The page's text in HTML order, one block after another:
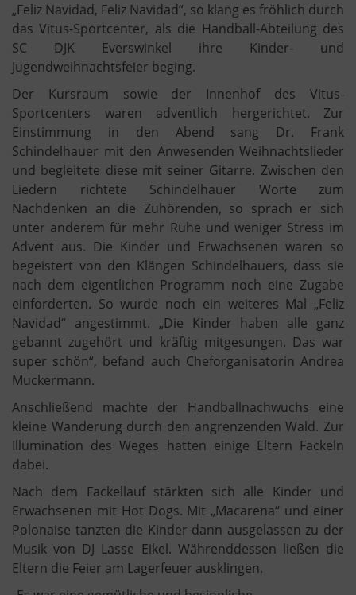
„Feliz Navidad, Feliz Navidad“, so klang es fröhlich durch
das Vitus-Sportcenter, als die Handball-Abteilung des
SC DJK Everswinkel ihre Kinder- und
Jugendweihnachtsfeier beging.
Der Kursraum sowie der Innenhof des Vitus-
Sportcenters waren adventlich hergerichtet. Zur
Einstimmung in den Abend sang Dr. Frank
Schindelhauer mit den Anwesenden Weihnachtslieder
und begleitete diese mit seiner Gitarre. Zwischen den
Liedern richtete Schindelhauer Worte zum
Nachdenken an die Zuhörenden, so sprach er sich
unter anderem für mehr Ruhe und weniger Stress im
Advent aus. Die Kinder und Erwachsenen waren so
begeistert von den Klängen Schindelhauers, dass sie
nach dem eigentlichen Programm noch eine Zugabe
einforderten. So wurde noch ein weiteres Mal „Feliz
Navidad“ angestimmt. „Die Kinder haben alle ganz
gebannt zugehört und kräftig mitgesungen. Das war
super schön“, befand auch Cheforganisatorin Andrea
Muckermann.
Anschließend machte der Handballnachwuchs eine
kleine Wanderung durch den angrenzenden Wald. Zur
Illumination des Weges hatten einige Eltern Fackeln
dabei.
Nach dem Fackellauf stärkten sich alle Kinder und
Erwachsenen mit Hot Dogs. Mit „Macarena“ und einer
Polonaise tanzten die Kinder dann ausgelassen zu der
Musik von DJ Lasse Eikel. Währenddessen ließen die
Eltern die Feier am Lagerfeuer ausklingen.